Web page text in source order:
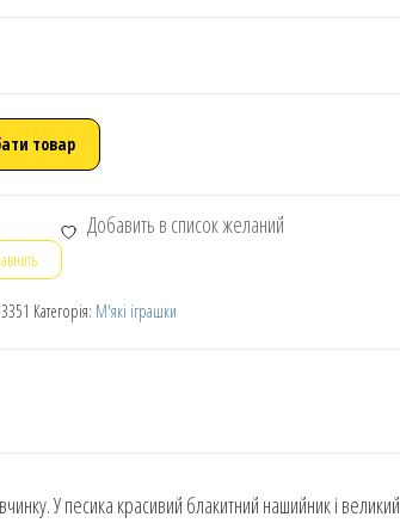
товар
Добавить в список желаний
Категорія: М'які іграшки
У песика красивий блакитний нашийник і великий